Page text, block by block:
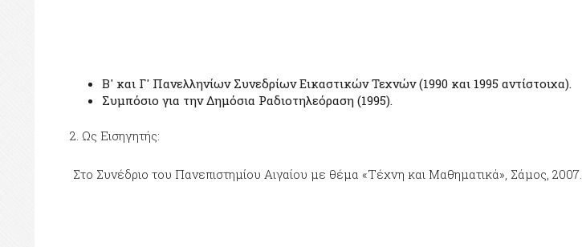
Β' και Γ' Πανελληνίων Συνεδρίων Εικαστικών Τεχνών (1990 και 1995 αντίστοιχα).
Συμπόσιο για την Δημόσια Ραδιοτηλεόραση (1995).
2. Ως Εισηγητής:
Στο Συνέδριο του Πανεπιστημίου Αιγαίου με θέμα «Τέχνη και Μαθηματικά», Σάμος, 2007.